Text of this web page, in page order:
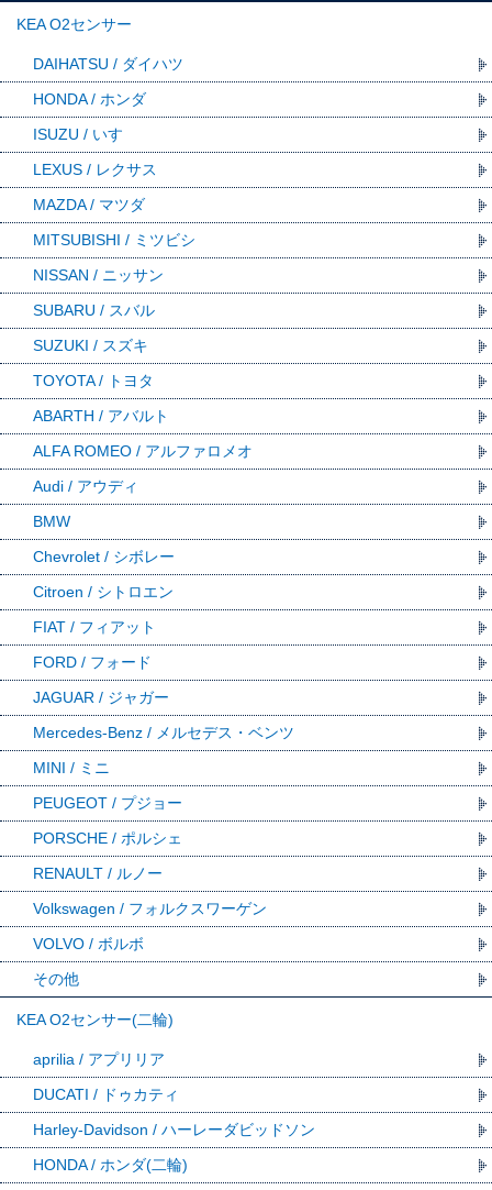
KEA O2センサー
DAIHATSU / ダイハツ
HONDA / ホンダ
ISUZU / いすゞ
LEXUS / レクサス
MAZDA / マツダ
MITSUBISHI / ミツビシ
NISSAN / ニッサン
SUBARU / スバル
SUZUKI / スズキ
TOYOTA / トヨタ
ABARTH / アバルト
ALFA ROMEO / アルファロメオ
Audi / アウディ
BMW
Chevrolet / シボレー
Citroen / シトロエン
FIAT / フィアット
FORD / フォード
JAGUAR / ジャガー
Mercedes-Benz / メルセデス・ベンツ
MINI / ミニ
PEUGEOT / プジョー
PORSCHE / ポルシェ
RENAULT / ルノー
Volkswagen / フォルクスワーゲン
VOLVO / ボルボ
その他
KEA O2センサー(二輪)
aprilia / アプリリア
DUCATI / ドゥカティ
Harley-Davidson / ハーレーダビッドソン
HONDA / ホンダ(二輪)